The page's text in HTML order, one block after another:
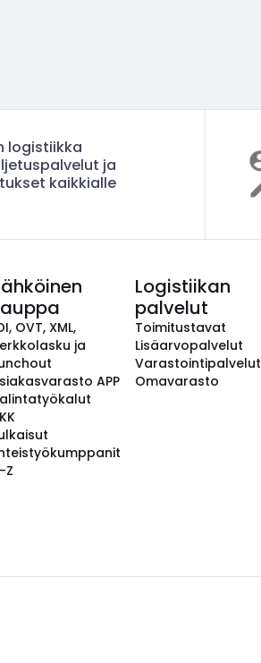
logistiikka
ja
kaikkialle
OVT, XML,
ja
APP
Z
Logistiikan
palvelut
Toimitustavat
Lisäarvopalvelut
Varastointipalvelut
Omavarasto